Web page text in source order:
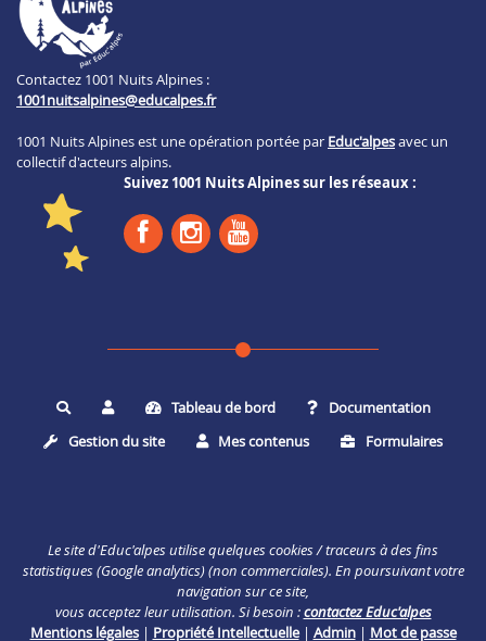
Contactez 1001 Nuits Alpines :
1001nuitsalpines@educalpes.fr
1001 Nuits Alpines est une opération portée par Educ'alpesavec un
collectif d'acteurs alpins.
Suivez 1001 Nuits Alpines sur les réseaux :
Rechercher Tableau de bord
Documentation
Gestion du site
Mes contenus Formulaires
Le site d'Educ'alpes utilise quelques cookies / traceurs à des fins
statistiques (Google analytics) (non commerciales). En poursuivant votre
navigation sur ce site,
vous acceptez leur utilisation. Si besoin :contactez Educ'alpes
Mentions légales| Propriété Intellectuelle| Admin| Mot de passe